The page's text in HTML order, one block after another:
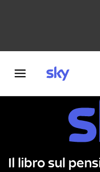
Il libro sul